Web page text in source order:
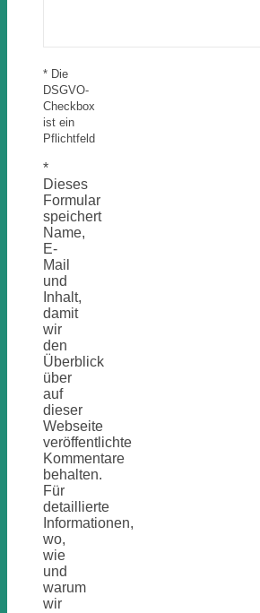
* Die
DSGVO-
Checkbox
ist ein
Pflichtfeld
*
Dieses
Formular
speichert
Name,
E-
Mail
und
Inhalt,
damit
wir
den
Überblick
über
auf
dieser
Webseite
veröffentlichte
Kommentare
behalten.
Für
detaillierte
Informationen,
wo,
wie
und
warum
wir